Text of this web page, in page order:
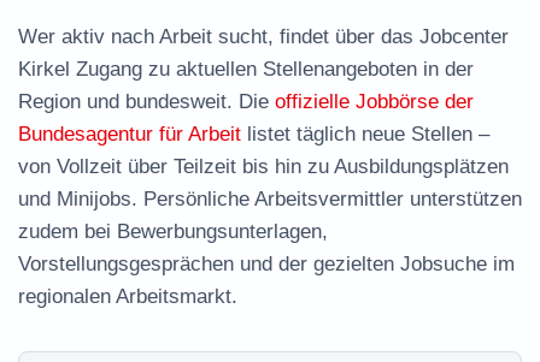
Wer aktiv nach Arbeit sucht, findet über das Jobcenter
Kirkel Zugang zu aktuellen Stellenangeboten in der
Region und bundesweit. Die offizielle Jobbörse der
Bundesagentur für Arbeit listet täglich neue Stellen –
von Vollzeit über Teilzeit bis hin zu Ausbildungsplätzen
und Minijobs. Persönliche Arbeitsvermittler unterstützen
zudem bei Bewerbungsunterlagen,
Vorstellungsgesprächen und der gezielten Jobsuche im
regionalen Arbeitsmarkt.